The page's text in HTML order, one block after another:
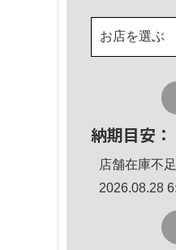
お店を選ぶ
納期目安：
店舗在庫不
2026.08.28